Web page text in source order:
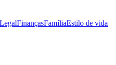
LegalFinançasFamíliaEstilo de vida